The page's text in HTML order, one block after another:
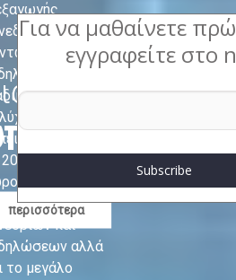
και
είδος
Η
μας, από
στον
της
και
αλλά
το μεγάλο
περισσότερα
Για να μαθαίνετε
εγγραφείτε στο